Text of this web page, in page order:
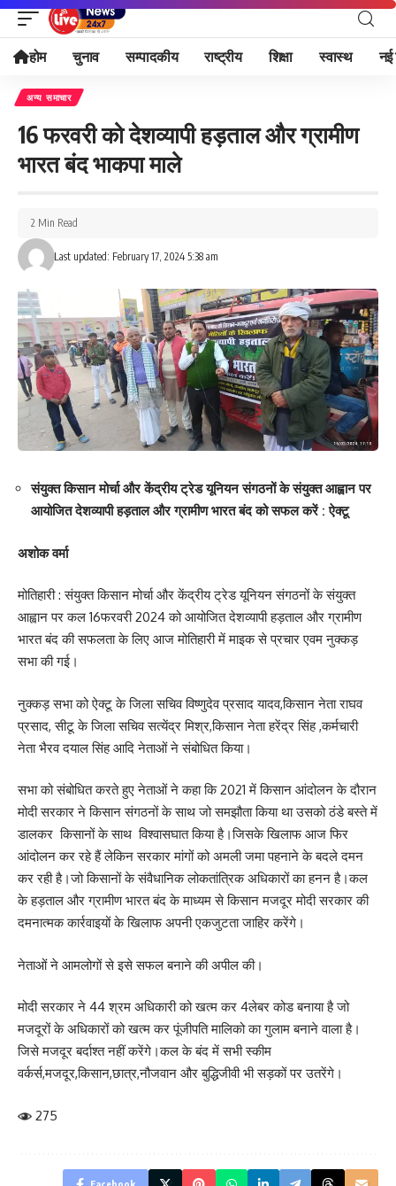
होम चुनाव सम्पादकीय राष्ट्रीय शिक्षा स्वास्थ नई
अन्य समाचार
16 फरवरी को देशव्यापी हड़ताल और ग्रामीण
भारत बंद भाकपा माले
Last updated: February 17, 2024 5:38 am
2 Min Read
संयुक्त किसान मोर्चा और केंद्रीय ट्रेड यूनियन संगठनों के संयुक्त आह्वान पर
आयोजित देशव्यापी हड़ताल और ग्रामीण भारत बंद को सफल करें : ऐक्टू
अशोक वर्मा
मोतिहारी : संयुक्त किसान मोर्चा और केंद्रीय ट्रेड यूनियन संगठनों के संयुक्त
आह्वान पर कल 16फरवरी 2024 को आयोजित देशव्यापी हड़ताल और ग्रामीण
भारत बंद की सफलता के लिए आज मोतिहारी में माइक से प्रचार एवम नुक्कड़
सभा की गई।
नुक्कड़ सभा को ऐक्टू के जिला सचिव विष्णुदेव प्रसाद यादव,किसान नेता राघव
प्रसाद, सीटू के जिला सचिव सत्येंद्र मिश्र,किसान नेता हरेंद्र सिंह ,कर्मचारी
नेता भैरव दयाल सिंह आदि नेताओं ने संबोधित किया।
सभा को संबोधित करते हुए नेताओं ने कहा कि 2021 में किसान आंदोलन के दौरान
मोदी सरकार ने किसान संगठनों के साथ जो समझौता किया था उसको ठंडे बस्ते में
डालकर किसानों के साथ विश्वासघात किया है।जिसके खिलाफ आज फिर
आंदोलन कर रहे हैं लेकिन सरकार मांगों को अमली जमा पहनाने के बदले दमन
कर रही है।जो किसानों के संवैधानिक लोकतांत्रिक अधिकारों का हनन है।कल
के हड़ताल और ग्रामीण भारत बंद के माध्यम से किसान मजदूर मोदी सरकार की
दमनात्मक कार्रवाइयों के खिलाफ अपनी एकजुटता जाहिर करेंगे।
नेताओं ने आमलोगों से इसे सफल बनाने की अपील की।
मोदी सरकार ने 44 श्रम अधिकारी को खत्म कर 4लेबर कोड बनाया है जो
मजदूरों के अधिकारों को खत्म कर पूंजीपति मालिको का गुलाम बनाने वाला है।
जिसे मजदूर बर्दाश्त नहीं करेंगे।कल के बंद में सभी स्कीम
वर्कर्स,मजदूर,किसान,छात्र,नौजवान और बुद्धिजीवी भी सड़कों पर उतरेंगे।
275
Facebook